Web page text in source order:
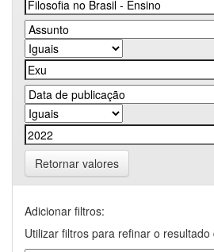
Retornar valores
Adicionar filtros:
Utilizar filtros para refinar o resultado